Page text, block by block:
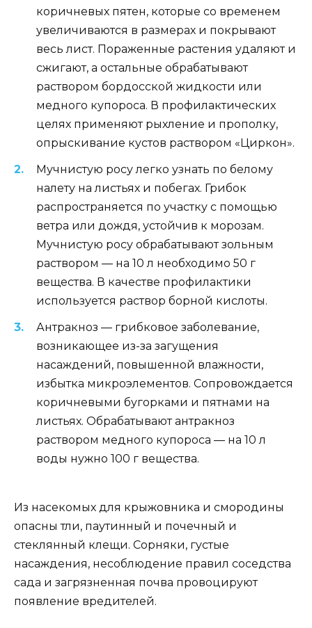
коричневых пятен, которые со временем
увеличиваются в размерах и покрывают
весь лист. Пораженные растения удаляют и
сжигают, а остальные обрабатывают
раствором бордосской жидкости или
медного купороса. В профилактических
целях применяют рыхление и прополку,
опрыскивание кустов раствором «Циркон».
Мучнистую росу легко узнать по белому
налету на листьях и побегах. Грибок
распространяется по участку с помощью
ветра или дождя, устойчив к морозам.
Мучнистую росу обрабатывают зольным
раствором — на 10 л необходимо 50 г
вещества. В качестве профилактики
используется раствор борной кислоты.
Антракноз — грибковое заболевание,
возникающее из-за загущения
насаждений, повышенной влажности,
избытка микроэлементов. Сопровождается
коричневыми бугорками и пятнами на
листьях. Обрабатывают антракноз
раствором медного купороса — на 10 л
воды нужно 100 г вещества.
Из насекомых для крыжовника и смородины
опасны тли, паутинный и почечный и
стеклянный клещи. Сорняки, густые
насаждения, несоблюдение правил соседства
сада и загрязненная почва провоцируют
появление вредителей.